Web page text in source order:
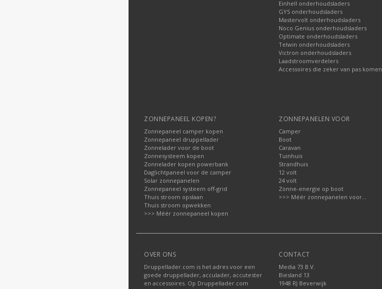
Einhell onderhoudsladers
GYS onderhoudsladers
Mastervolt onderhoudsladers
Noco Genius onderhoudsladers
Optimate onderhoudsladers
Telwin onderhoudsladers
Victron onderhoudsladers
Laadstroomverdelers
Accessoires die zeker van pas komen
ZONNEPANEEL KOPEN?
Zonnepaneel camper kopen
Zonnepaneel druppellader
Zonnelader voor de boot
Zonnesysteem kopen
Zonnelader kopen powerbank
Daglichtpaneel voor de camper
Solar zonnepanelen
Zonnepaneel systeem off-grid
Thuis stroom opslaan
Thuis stroom opwekken
>>> Méér zonnepaneel kopen
ZONNEPANELEN VOOR
Camper
Boot
Caravan
Tuinhuis
Strandhuis
12 volt
24 volt
Zonne-energie op boot
>>> Méér zonnepanelen voor...
OVER ONS
Druppellader.com is het adres voor een
goede druppellader, acculader, accutester
en accessoires. Op Druppellader.com
CONTACT
Media 73 B.V.
Biesland 13
1948 RJ Beverwijk